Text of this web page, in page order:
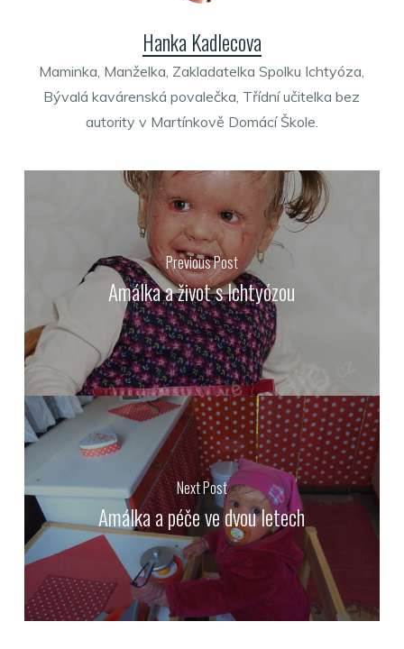
Hanka Kadlecova
Maminka, Manželka, Zakladatelka Spolku Ichtyóza,
Bývalá kavárenská povalečka, Třídní učitelka bez
autority v Martínkově Domácí Škole.
Previous Post
Amálka a život s Ichtyózou
Next Post
Amálka a péče ve dvou letech